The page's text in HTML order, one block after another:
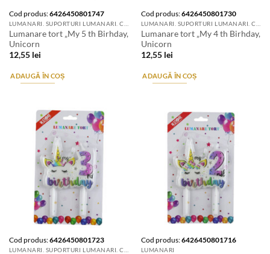
Cod produs:6426450801747
Lumanare tort „My 5 th Birhday,
Unicorn
12,55 lei
ADAUGĂ ÎN COȘ
Cod produs:6426450801730
Lumanare tort „My 4 th Birhday,
Unicorn
12,55 lei
ADAUGĂ ÎN COȘ
Cod produs:6426450801723 Cod produs:6426450801716
LUMANARI